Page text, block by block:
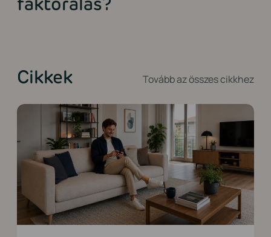
Cikkek Tovább az összes cikkhez